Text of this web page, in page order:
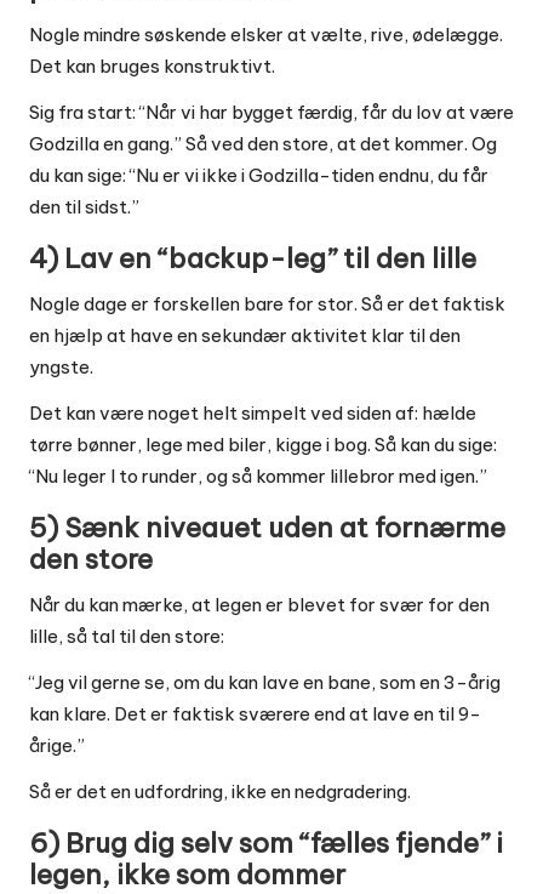
Nogle mindre søskende elsker at vælte, rive, ødelægge.
Det kan bruges konstruktivt.
Sig fra start: “Når vi har bygget færdig, får du lov at være
Godzilla en gang.” Så ved den store, at det kommer. Og
du kan sige: “Nu er vi ikke i Godzilla-tiden endnu, du får
den til sidst.”
4) Lav en “backup-leg” til den lille
Nogle dage er forskellen bare for stor. Så er det faktisk
en hjælp at have en sekundær aktivitet klar til den
yngste.
Det kan være noget helt simpelt ved siden af: hælde
tørre bønner, lege med biler, kigge i bog. Så kan du sige:
“Nu leger I to runder, og så kommer lillebror med igen.”
5) Sænk niveauet uden at fornærme
den store
Når du kan mærke, at legen er blevet for svær for den
lille, så tal til den store:
“Jeg vil gerne se, om du kan lave en bane, som en 3-årig
kan klare. Det er faktisk sværere end at lave en til 9-
årige.”
Så er det en udfordring, ikke en nedgradering.
6) Brug dig selv som “fælles fjende” i
legen, ikke som dommer